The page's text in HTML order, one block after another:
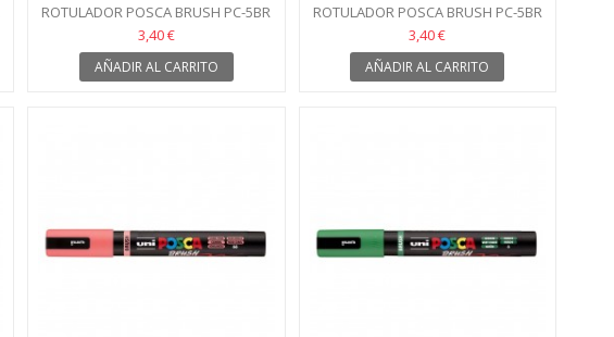
ROTULADOR POSCA BRUSH PC-5BR
AMARILLO
3,40 €
AÑADIR AL CARRITO
ROTULADOR POSCA BRUSH PC-5BR
BEIGE
3,40 €
AÑADIR AL CARRITO